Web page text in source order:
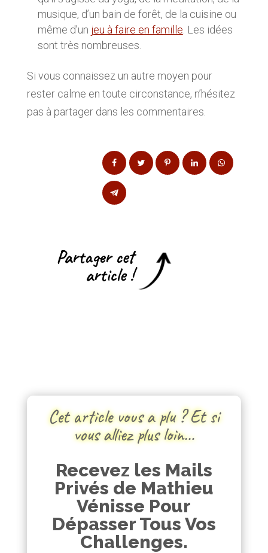
musique, d’un bain de forêt, de la cuisine ou
même d’un jeu à faire en famille. Les idées
sont très nombreuses.
Si vous connaissez un autre moyen pour
rester calme en toute circonstance, n’hésitez
pas à partager dans les commentaires.
Partager cet
article !
Cet article vous a plu ? Et si
vous alliez plus loin…
Recevez les Mails
Privés de Mathieu
Vénisse Pour
Dépasser Tous Vos
Challenges.